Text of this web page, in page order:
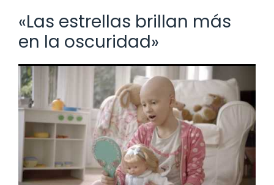
«Las estrellas brillan más
en la oscuridad»